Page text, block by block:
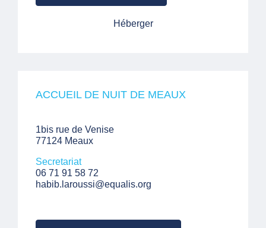
Héberger
ACCUEIL DE NUIT DE MEAUX
1bis rue de Venise
77124 Meaux
Secretariat
06 71 91 58 72
habib.laroussi@equalis.org